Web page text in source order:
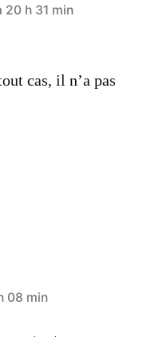
h 31 min
cas, il n’a pas
08 min